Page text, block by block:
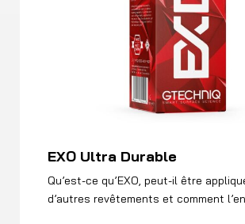
EXO Ultra Durable
Qu’est-ce qu’EXO, peut-il être
d’autres revêtements et comment